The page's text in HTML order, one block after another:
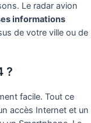
Le radar avion
informations
de votre ville ou de
?
facile. Tout ce
accès Internet et un